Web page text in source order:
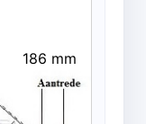
186 mm